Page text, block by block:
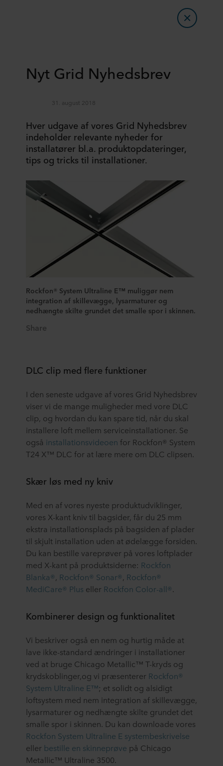
Nyt Grid Nyhedsbrev
31. august 2018
Hver udgave af vores Grid Nyhedsbrev
indeholder relevante nyheder for
installatører bl.a. produktopdateringer,
tips og tricks til installationer.
Rockfon® System Ultraline E™ muliggør nem
integration af skillevægge, lysarmaturer og
nedhængte skilte grundet det smalle spor i skinnen.
Share
DLC clip med flere funktioner
I den seneste udgave af vores Grid Nyhedsbrev
viser vi de mange muligheder med vore DLC
clip, og hvordan du kan spare tid, når du skal
installere loft mellem serviceinstallationer. Se
også installationsvideoen for Rockfon® System
T24 X™ DLC for at lære mere om DLC clipsen.
Skær løs med ny kniv
Med en af vores nyeste produktudviklinger,
vores X-kant kniv til bagsider, får du 25 mm
ekstra installationsplads på bagsiden af plader
til skjult installation uden at ødelægge forsiden.
Du kan bestille vareprøver på vores loftplader
med X-kant på produktsiderne: Rockfon
Blanka®, Rockfon® Sonar®, Rockfon®
MediCare® Plus eller Rockfon Color-all®.
Kombinerer design og funktionalitet
Vi beskriver også en nem og hurtig måde at
lave ikke-standard ændringer i installationer
ved at bruge Chicago Metallic™ T-kryds og
krydskoblinger,og vi præsenterer Rockfon®
System Ultraline E™; et solidt og alsidigt
loftsystem med nem integration af skillevægge,
lysarmaturer og nedhængte skilte grundet det
smalle spor i skinnen. Du kan downloade vores
Rockfon System Ultraline E systembeskrivelse
eller bestille en skinneprøve på Chicago
Metallic™ Ultraline 3500.